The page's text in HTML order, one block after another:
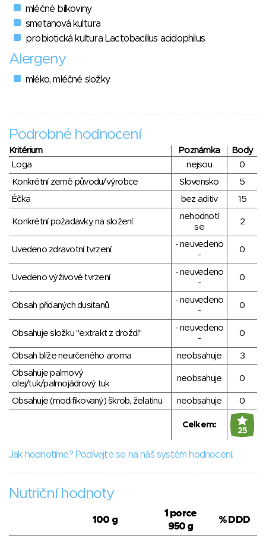
mléčné bílkoviny
smetanová kultura
probiotická kultura Lactobacillus acidophilus
Alergeny
mléko, mléčné složky
Podrobné hodnocení
Kritérium Poznámka
Body
Loga
nejsou
0
Konkrétní země původu/výrobce
Slovensko
5
Éčka
bez aditiv 15
Konkrétní požadavky na složení
nehodnotí
se
2
Uvedeno zdravotní tvrzení
- neuvedeno
-
0
Uvedeno výživové tvrzení
- neuvedeno
-
0
Obsah přidaných dusitanů
- neuvedeno
-
0
Obsahuje složku "extrakt z droždí"
- neuvedeno
-
0
Obsah blíže neurčeného aroma neobsahuje
3
Obsahuje palmový
olej/tuk/palmojádrový tuk
neobsahuje 0
Obsahuje (modifikovaný) škrob, želatinu neobsahuje 0
Celkem:
25
Jak hodnotíme? Podívejte se na náš systém hodnocení.
Nutriční hodnoty
100 g
1 porce
950 g
% DDD